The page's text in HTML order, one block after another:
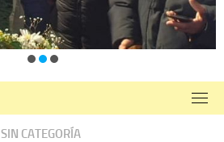
SIN CATEGORÍA